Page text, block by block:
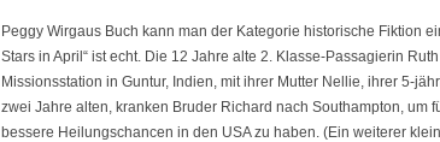
Peggy Wirgaus Buch kann man der Kategorie historische Fiktion
Stars in April“ ist echt. Die 12 Jahre alte 2. Klasse-Passagierin
Missionsstation in Guntur, Indien, mit ihrer Mutter Nellie, ihrer 5-
zwei Jahre alten, kranken Bruder Richard nach Southampton, um
bessere Heilungschancen in den USA zu haben. (Ein weiterer